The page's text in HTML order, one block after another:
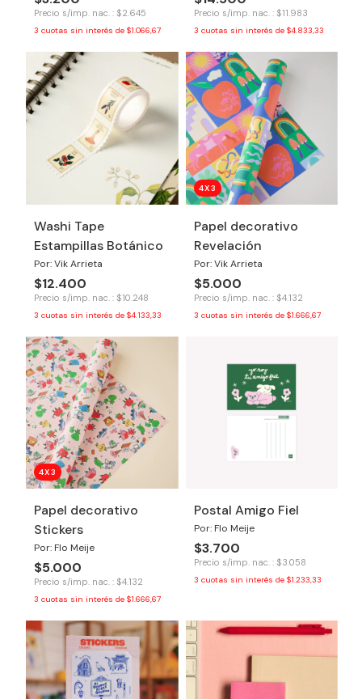
Precio s/imp. nac. : $2.645
3 cuotas sin interés de $1.066,67
Precio s/imp. nac. : $11.983
3 cuotas sin interés de $4.833,33
Washi Tape
Estampillas Botánico
Por: Vik Arrieta
$12.400
Precio s/imp. nac. : $10.248
3 cuotas sin interés de $4.133,33
4X3
Papel decorativo
Revelación
Por: Vik Arrieta
$5.000
Precio s/imp. nac. : $4.132
3 cuotas sin interés de $1.666,67
4X3
Papel decorativo
Stickers
Por: Flo Meije
$5.000
Precio s/imp. nac. : $4.132
3 cuotas sin interés de $1.666,67
Postal Amigo Fiel
Por: Flo Meije
$3.700
Precio s/imp. nac. : $3.058
3 cuotas sin interés de $1.233,33